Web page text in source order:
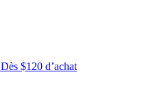
Dès $120 d’achat